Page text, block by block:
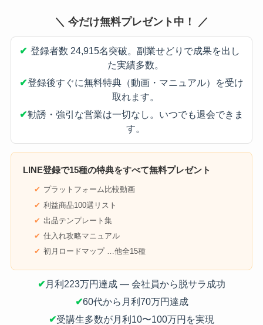
＼ 今だけ無料プレゼント中！ ／
✔ 登録者数 24,915名突破。副業せどりで成果を出し
た実績多数。
✔登録後すぐに無料特典（動画・マニュアル）を受け
取れます。
✔勧誘・強引な営業は一切なし。いつでも退会できま
す。
LINE登録で15種の特典をすべて無料プレゼント
プラットフォーム比較動画
利益商品100選リスト
出品テンプレート集
仕入れ攻略マニュアル
初月ロードマップ …他全15種
✔ 月利223万円達成 — 会社員から脱サラ成功
✔60代から月利70万円達成
✔受講生多数が月利10〜100万円を実現